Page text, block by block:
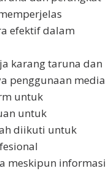
efektif dalam
karang taruna dan
penggunaan media
untuk
untuk
diikuti untuk
meskipun informasi